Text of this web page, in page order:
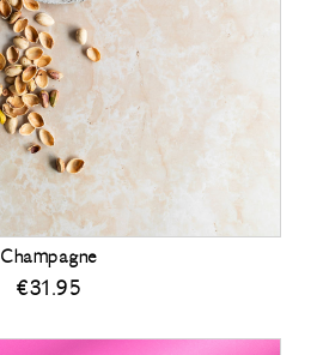
Champagne
€31.95